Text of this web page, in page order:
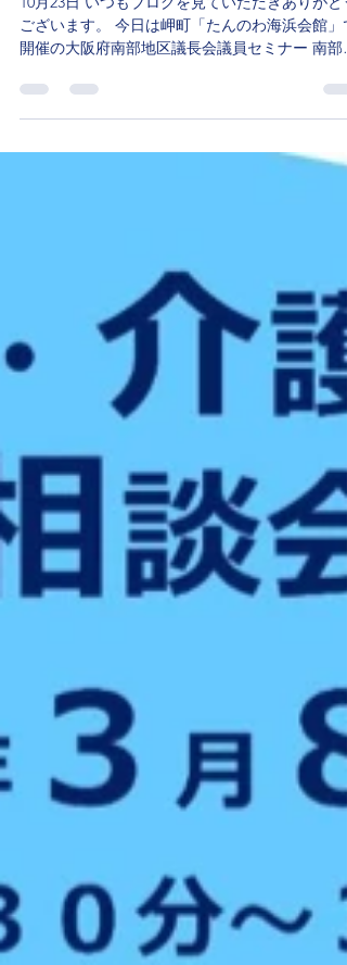
2025年10月23日
読了時間: 1分
大阪府南部地区議長会議員セミ
ナー
ございます。 今日は岬町「たんのわ海浜会館」で
は、心理カウンセラーの先生で、言葉の強弱、抑
揚を上手に使われての話に聞き入りました。 心理
学者マタラッツォの実験により答えは相槌 肯定的
共感技法 繰り返し技法 言い換え技法 付加技法 住
民心理とコミュニケーション、男性・女性の心理
の違いも学ぶ事ができて、今後も傾聴、共感を大
切に活動していきたいと思います。 子どもたちの
す。 よろしくお願いします。 ホームページ ブロ
熊取町を応援したい・ふるさとを応援したい ↓↓↓
くまとりふるさと応援寄付